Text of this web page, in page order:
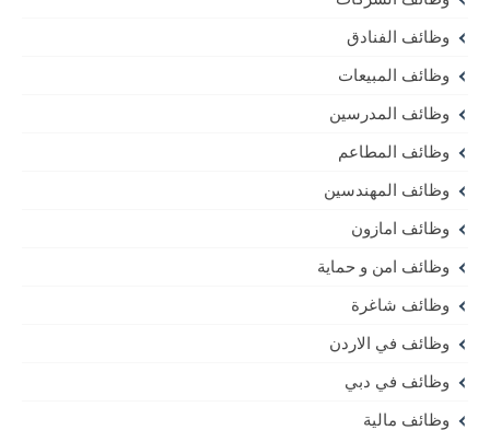
وظائف الفنادق
وظائف المبيعات
وظائف المدرسين
وظائف المطاعم
وظائف المهندسين
وظائف امازون
وظائف امن و حماية
وظائف شاغرة
وظائف في الاردن
وظائف في دبي
وظائف مالية